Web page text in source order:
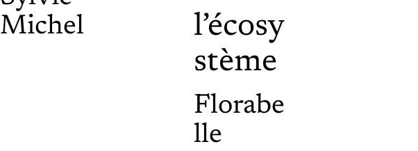
Michel
l’écosy
stème
Florabe
lle